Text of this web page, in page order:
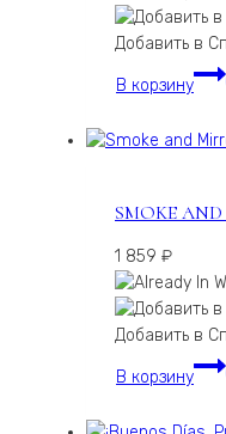
Добавить в
В корзину
SMOKE
1 859 ₽
Добавить в
В корзину